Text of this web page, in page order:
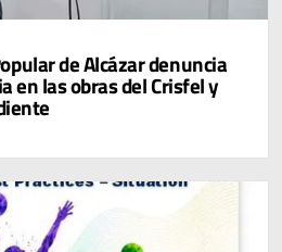
de Alcázar denuncia
en las obras del Crisfel y